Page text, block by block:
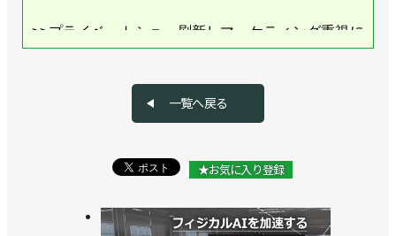
>>プライベートショー刷新しマーケティング重視に
>>[注目製品PickUp! vol.38]システム立ち上げから稼
働までをシンプルに【後編】／伊東電機「id-PAC」
>>[注目製品PickUp! vol.38]システム立ち上げから稼
働までをシンプルに【前編】／伊東電機「id-PAC」
>>「ロボットを超える」無人ピッキングシステムに
一覧へ戻る
★お気に入り登録